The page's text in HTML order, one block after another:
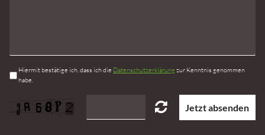
Hiermit bestätige ich, dass ich die Datenschutzerklärung zur Kenntnis genommen
habe.
Jetzt absenden